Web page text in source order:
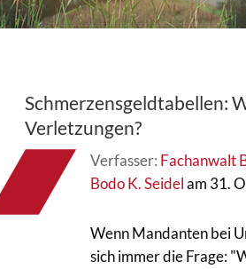
Schmerzensgeldtabellen:
Verletzungen?
Verfasser: Fachanwalt
Bodo K. Seidelam 31.
Wenn Mandanten bei
sich immer die Frage: